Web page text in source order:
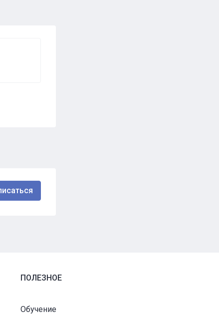
ПОЛЕЗНОЕ
Обучение